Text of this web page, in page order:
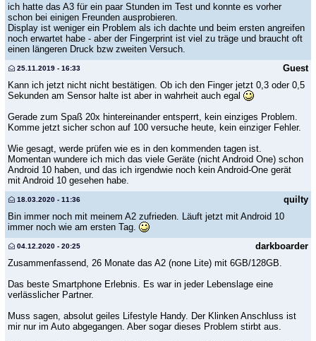
ich hatte das A3 für ein paar Stunden im Test und konnte es vorher
schon bei einigen Freunden ausprobieren.
Display ist weniger ein Problem als ich dachte und beim ersten angreifen
noch erwartet habe - aber der Fingerprint ist viel zu träge und braucht oft
einen längeren Druck bzw zweiten Versuch.
Guest
25.11.2019 - 16:33
Kann ich jetzt nicht nicht bestätigen. Ob ich den Finger jetzt 0,3 oder 0,5
Sekunden am Sensor halte ist aber in wahrheit auch egal
Gerade zum Spaß 20x hintereinander entsperrt, kein einziges Problem.
Komme jetzt sicher schon auf 100 versuche heute, kein einziger Fehler.
Wie gesagt, werde prüfen wie es in den kommenden tagen ist.
Momentan wundere ich mich das viele Geräte (nicht Android One) schon
Android 10 haben, und das ich irgendwie noch kein Android-One gerät
mit Android 10 gesehen habe.
quilty
18.03.2020 - 11:36
Bin immer noch mit meinem A2 zufrieden. Läuft jetzt mit Android 10
immer noch wie am ersten Tag.
darkboarder
04.12.2020 - 20:25
Zusammenfassend, 26 Monate das A2 (none Lite) mit 6GB/128GB.
Das beste Smartphone Erlebnis. Es war in jeder Lebenslage eine
verlässlicher Partner.
Muss sagen, absolut geiles Lifestyle Handy. Der Klinken Anschluss ist
mir nur im Auto abgegangen. Aber sogar dieses Problem stirbt aus.